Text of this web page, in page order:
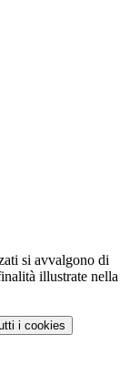
si avvalgono di
illustrate nella
i cookies